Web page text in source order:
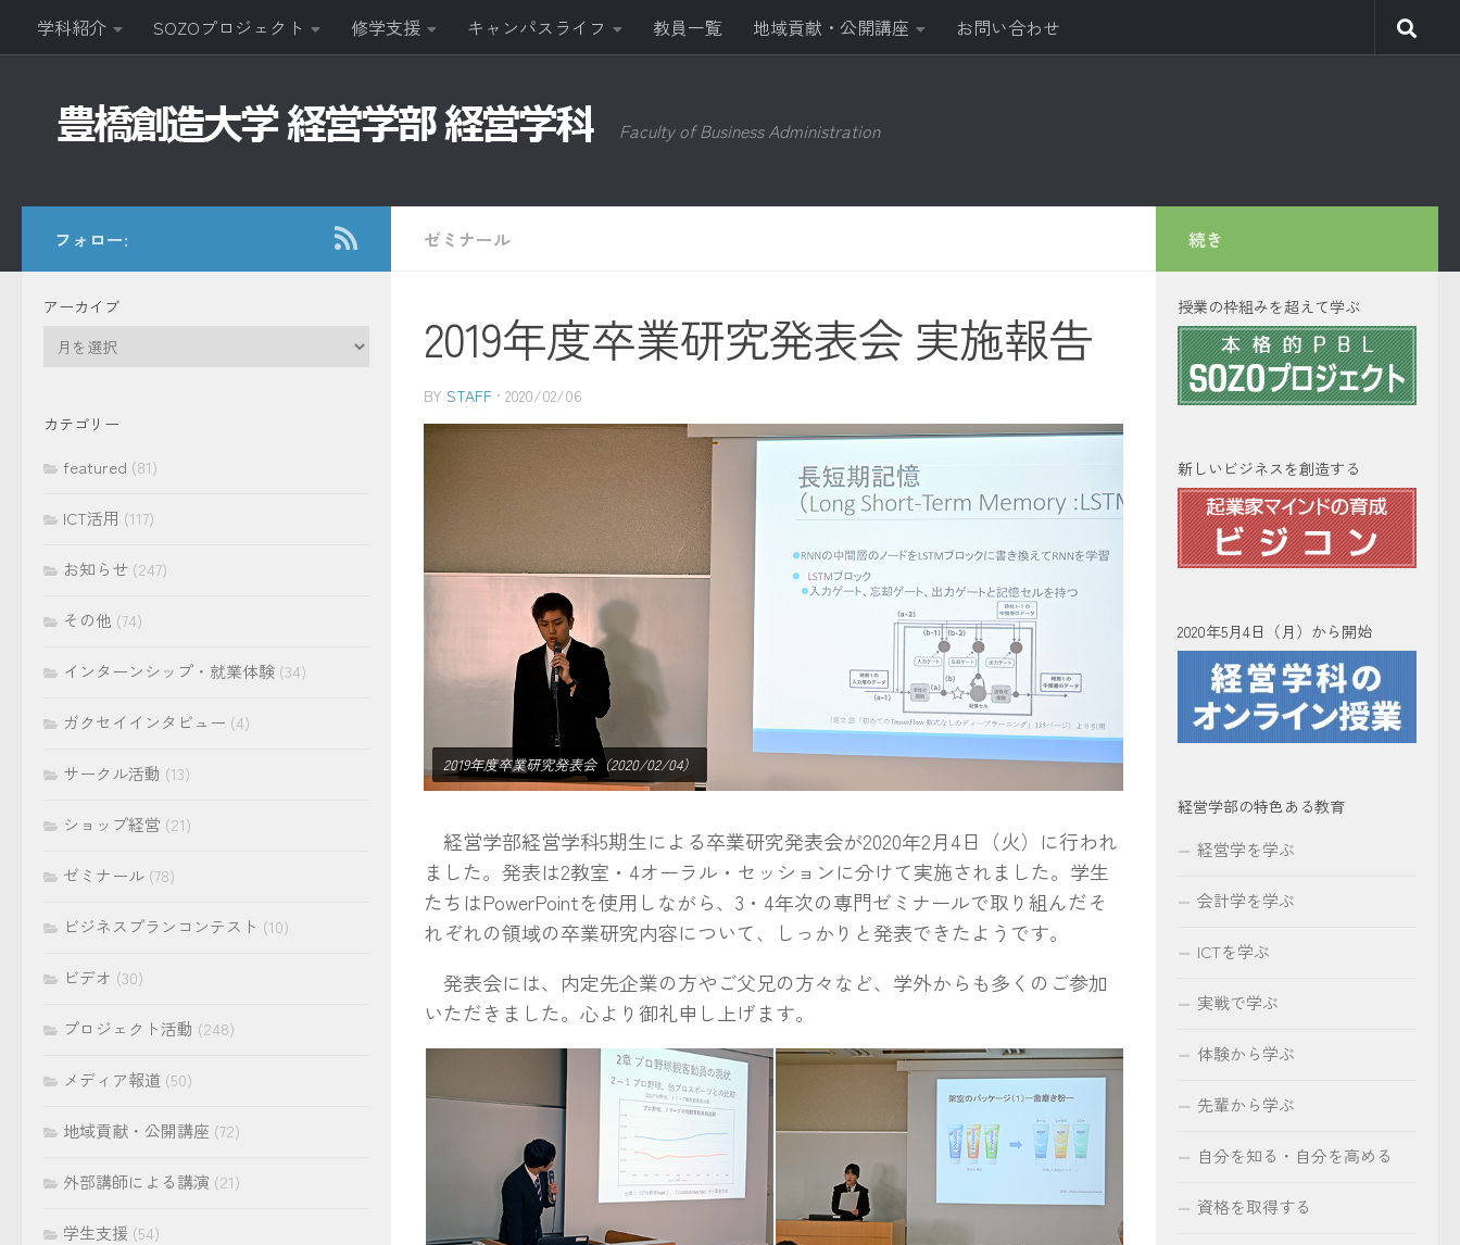
コンテンツへスキップ
学科紹介 SOZOプロジェクト 修学支援 キャンパスライフ 教員一覧 地域貢献・公開講座 お問い合わせ
Faculty of Business Administration
ゼミナール
2019年度卒業研究発表会 実施報告
BY STAFF · 2020/02/06
2019年度卒業研究発表会（2020/02/04）
経営学部経営学科5期生による卒業研究発表会が2020年2月4日（火）に行われ
ました。発表は2教室・4オーラル・セッションに分けて実施されました。学生
たちはPowerPointを使用しながら、3・4年次の専門ゼミナールで取り組んだそ
れぞれの領域の卒業研究内容について、しっかりと発表できたようです。
発表会には、内定先企業の方やご父兄の方々など、学外からも多くのご参加
いただきました。心より御礼申し上げます。
フォロー:
アーカイブ
イ
カテゴリー
featured (81)
ICT活用 (117)
お知らせ (247)
その他 (74)
インターンシップ・就業体験 (34)
ガクセイインタビュー (4)
サークル活動 (13)
ショップ経営 (21)
ゼミナール (78)
ビジネスプランコンテスト (10)
ビデオ (30)
プロジェクト活動 (248)
メディア報道 (50)
地域貢献・公開講座 (72)
外部講師による講演 (21)
学生支援 (54)
続き
授業の枠組みを超えて学ぶ
新しいビジネスを創造する
2020年5月4日（月）から開始
経営学部の特色ある教育
経営学を学ぶ
会計学を学ぶ
ICTを学ぶ
実戦で学ぶ
体験から学ぶ
先輩から学ぶ
自分を知る・自分を高める
資格を取得する